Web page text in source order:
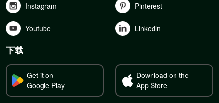
Instagram Pinterest
Youtube Linkedln
下载
Get it on
Google Play
Download on the
App Store